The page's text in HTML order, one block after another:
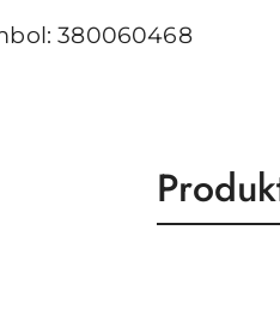
380060468
o